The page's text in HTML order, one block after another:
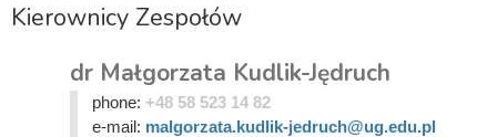
Kierownicy Zespołów
dr Małgorzata Kudlik-Jędruch
phone: +48 58 523 14 82
e-mail: malgorzata.kudlik-jedruch@ug.edu.pl